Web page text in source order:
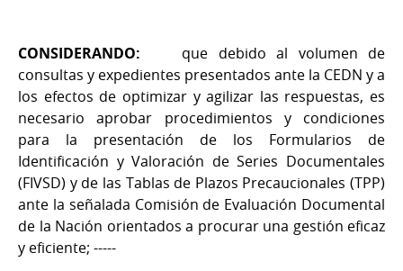
CONSIDERANDO: que debido al volumen de
consultas y expedientes presentados ante la CEDN y a
los efectos de optimizar y agilizar las respuestas, es
necesario aprobar procedimientos y condiciones
para la presentación de los Formularios de
Identificación y Valoración de Series Documentales
(FIVSD) y de las Tablas de Plazos Precaucionales (TPP)
ante la señalada Comisión de Evaluación Documental
de la Nación orientados a procurar una gestión eficaz
y eficiente; -----